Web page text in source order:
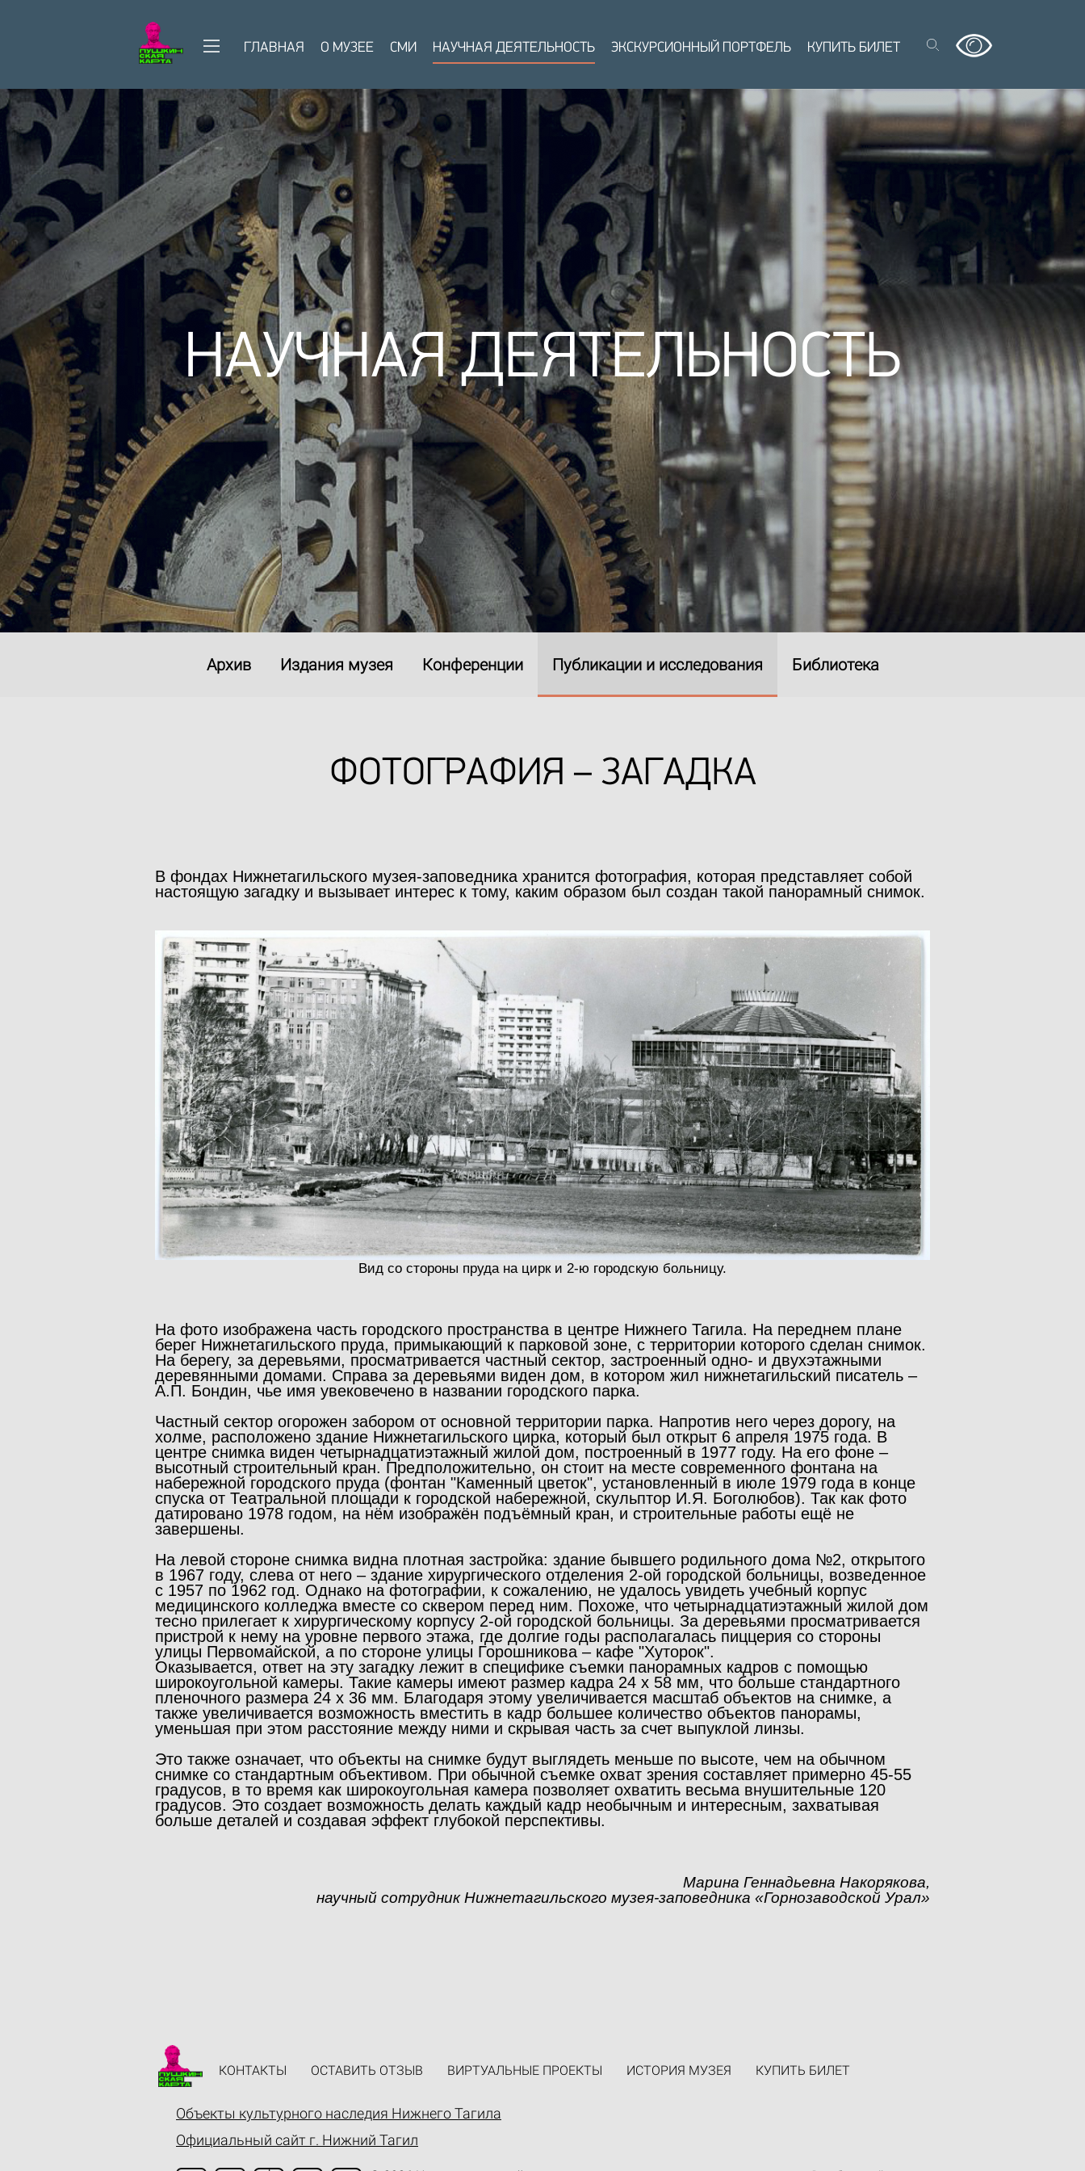
ГЛАВНАЯ О МУЗЕЕ СМИ НАУЧНАЯ ДЕЯТЕЛЬНОСТЬ ЭКСКУРСИОННЫЙ ПОРТФЕЛЬ КУПИТЬ БИЛЕТ
НАУЧНАЯ ДЕЯТЕЛЬНОСТЬ
Архив Издания музея Конференции Публикации и исследования Библиотека
ФОТОГРАФИЯ – ЗАГАДКА
В фондах Нижнетагильского музея-заповедника хранится фотография, которая представляет собой
настоящую загадку и вызывает интерес к тому, каким образом был создан такой панорамный снимок.
Вид со стороны пруда на цирк и 2-ю городскую больницу.
На фото изображена часть городского пространства в центре Нижнего Тагила. На переднем плане
берег Нижнетагильского пруда, примыкающий к парковой зоне, с территории которого сделан снимок.
На берегу, за деревьями, просматривается частный сектор, застроенный одно- и двухэтажными
деревянными домами. Справа за деревьями виден дом, в котором жил нижнетагильский писатель –
А.П. Бондин, чье имя увековечено в названии городского парка.
Частный сектор огорожен забором от основной территории парка. Напротив него через дорогу, на
холме, расположено здание Нижнетагильского цирка, который был открыт 6 апреля 1975 года. В
центре снимка виден четырнадцатиэтажный жилой дом, построенный в 1977 году. На его фоне –
высотный строительный кран. Предположительно, он стоит на месте современного фонтана на
набережной городского пруда (фонтан "Каменный цветок", установленный в июле 1979 года в конце
спуска от Театральной площади к городской набережной, скульптор И.Я. Боголюбов). Так как фото
датировано 1978 годом, на нём изображён подъёмный кран, и строительные работы ещё не
завершены.
На левой стороне снимка видна плотная застройка: здание бывшего родильного дома №2, открытого
в 1967 году, слева от него – здание хирургического отделения 2-ой городской больницы, возведенное
с 1957 по 1962 год. Однако на фотографии, к сожалению, не удалось увидеть учебный корпус
медицинского колледжа вместе со сквером перед ним. Похоже, что четырнадцатиэтажный жилой дом
тесно прилегает к хирургическому корпусу 2-ой городской больницы. За деревьями просматривается
пристрой к нему на уровне первого этажа, где долгие годы располагалась пиццерия со стороны
улицы Первомайской, а по стороне улицы Горошникова – кафе "Хуторок".
Оказывается, ответ на эту загадку лежит в специфике съемки панорамных кадров с помощью
широкоугольной камеры. Такие камеры имеют размер кадра 24 х 58 мм, что больше стандартного
пленочного размера 24 х 36 мм. Благодаря этому увеличивается масштаб объектов на снимке, а
также увеличивается возможность вместить в кадр большее количество объектов панорамы,
уменьшая при этом расстояние между ними и скрывая часть за счет выпуклой линзы.
Это также означает, что объекты на снимке будут выглядеть меньше по высоте, чем на обычном
снимке со стандартным объективом. При обычной съемке охват зрения составляет примерно 45-55
градусов, в то время как широкоугольная камера позволяет охватить весьма внушительные 120
градусов. Это создает возможность делать каждый кадр необычным и интересным, захватывая
больше деталей и создавая эффект глубокой перспективы.
Марина Геннадьевна Накорякова,
научный сотрудник Нижнетагильского музея-заповедника «Горнозаводской Урал»
Объекты культурного наследия Нижнего Тагила
Официальный сайт г. Нижний Тагил
КОНТАКТЫ ОСТАВИТЬ ОТЗЫВ ВИРТУАЛЬНЫЕ ПРОЕКТЫ ИСТОРИЯ МУЗЕЯ КУПИТЬ БИЛЕТ